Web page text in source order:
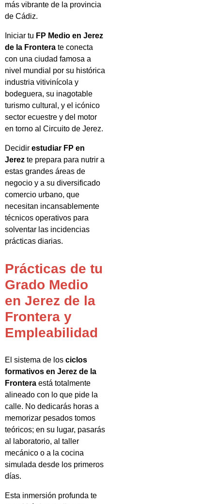
más vibrante de la provincia
de Cádiz.
Iniciar tu FP Medio en Jerez
de la Frontera te conecta
con una ciudad famosa a
nivel mundial por su histórica
industria vitivinícola y
bodeguera, su inagotable
turismo cultural, y el icónico
sector ecuestre y del motor
en torno al Circuito de Jerez.
Decidir estudiar FP en
Jerez te prepara para nutrir a
estas grandes áreas de
negocio y a su diversificado
comercio urbano, que
necesitan incansablemente
técnicos operativos para
solventar las incidencias
prácticas diarias.
Prácticas de tu
Grado Medio
en Jerez de la
Frontera y
Empleabilidad
El sistema de los ciclos
formativos en Jerez de la
Frontera está totalmente
alineado con lo que pide la
calle. No dedicarás horas a
memorizar pesados tomos
teóricos; en su lugar, pasarás
al laboratorio, al taller
mecánico o a la cocina
simulada desde los primeros
días.
Esta inmersión profunda te